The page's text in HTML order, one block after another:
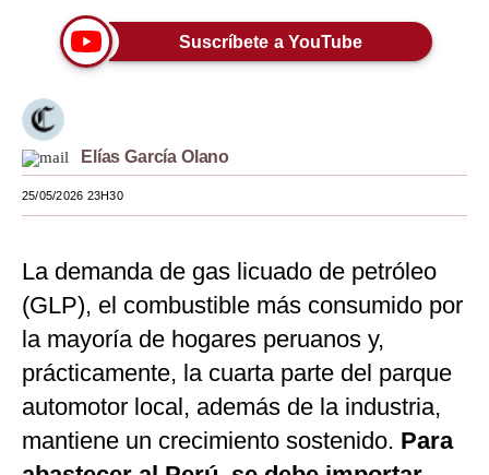
Moda
Estilos
Mundo
EEUU
México
Internacional
Tecnología
Club del Suscriptor
Mix
G de Gestión
Suscríbete a YouTube
Elías García Olano
25/05/2026 23H30
La demanda de gas licuado de petróleo
(GLP), el combustible más consumido por
la mayoría de hogares peruanos y,
prácticamente, la cuarta parte del parque
automotor local, además de la industria,
mantiene un crecimiento sostenido. Para